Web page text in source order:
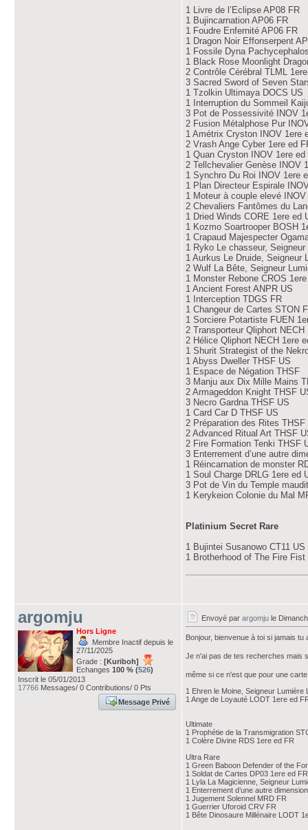
1 Livre de l’Eclipse AP08 FR
1 Bujincarnation AP06 FR
1 Foudre Enfernité AP06 FR
1 Dragon Noir Effonserpent
1 Fossile Dyna
1 Black Rose Moonlight
2 Contrôle Cérébral TLML
3 Sacred Sword of Seven
1 Tzolkin Ultimaya DOCS US
1 Interruption du Sommeil
3 Pot de Possessivité INOV
2 Fusion Métalphose Pur
1 Amétrix Cryston INOV 1ere
2 Vrash Ange Cyber 1ere ed
1 Quan Cryston INOV 1ere ed
2 Tellchevalier Genèse INOV
1 Synchro Du Roi INOV 1ere
1 Plan Directeur Espirale
1 Moteur à couple elevé
2 Chevaliers Fantômes du
1 Dried Winds CORE 1ere ed
1 Kozmo Soartrooper BOSH
1 Crapaud Majespecter
1 Ryko Le chasseur,
1 Aurkus Le Druide, Seigneur
2 Wulf La Bête, Seigneur
1 Monster Rebone CROS
1 Ancient Forest ANPR US
1 Interception TDGS FR
1 Changeur de Cartes STON
1 Sorciere Potartiste FUEN
2 Transporteur Qliphort NECH
2 Hélice Qliphort NECH 1ere
1 Shurit Strategist of the
1 Abyss Dweller THSF US
1 Espace de Négation THSF
3 Manju aux Dix Mille Mains
2 Armageddon Knight THSF
3 Necro Gardna THSF US
1 Card Car D THSF US
2 Préparation des Rites THSF
2 Advanced Ritual Art THSF
2 Fire Formation Tenki THSF
3 Enterrement d’une autre
1 Réincarnation de monster
1 Soul Charge DRLG 1ere ed
3 Pot de Vin du Temple
1 Kerykeion Colonie du Mal
Platinium Secret Rare
1 Bujintei Susanowo CT11 US
1 Brotherhood of The Fire
argomju
Hors Ligne
Membre Inactif depuis le
27/11/2025
Grade : [Kuriboh]
Echanges 100 % (526)
Inscrit le 05/01/2013
17766 Messages/ 0 Contributions/ 0 Pts
Message Privé
Envoyé par argomju le
Bonjour, bienvenue à toi si jamais
Je n'ai pas de tes recherches mais
même si ce n'est que pour une
1 Ehren le Moine, Seigneur Lumière
1 Ange de Loyauté LODT 1ere ed
Ultimate
1 Prophétie de la Transmigration
1 Colère Divine RDS 1ere ed FR
Ultra Rare
1 Green Baboon Defender of the
1 Soldat de Cartes DP03 1ere ed FR
1 Lyla La Magicienne, Seigneur
1 Enterrement d’une autre
1 Jugement Solennel MRD FR
1 Guerrier Uforoid CRV FR
1 Bête Dinosaure Millénaire LODT